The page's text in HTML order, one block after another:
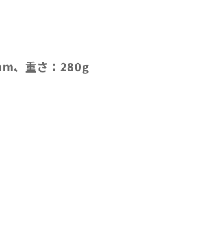
、重さ：280g